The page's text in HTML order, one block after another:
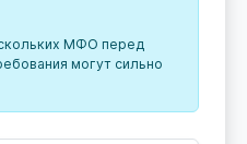
МФО перед
могут сильно